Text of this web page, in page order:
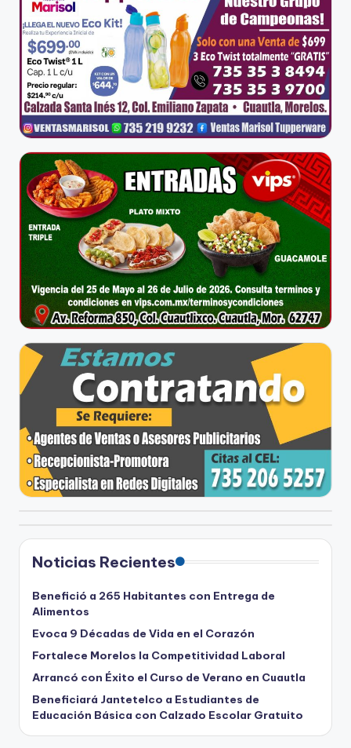
Noticias Recientes
Benefició a 265 Habitantes con Entrega de
Alimentos
Evoca 9 Décadas de Vida en el Corazón
Fortalece Morelos la Competitividad Laboral
Arrancó con Éxito el Curso de Verano en Cuautla
Beneficiará Jantetelco a Estudiantes de
Educación Básica con Calzado Escolar Gratuito